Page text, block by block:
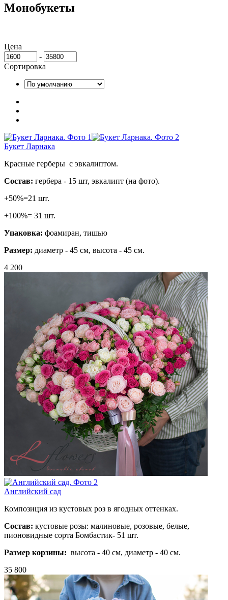
Монобукеты
Цена
-
Сортировка
Букет Ларнака
Красные герберы с эвкалиптом.
Состав: гербера - 15 шт, эвкалипт (на фото).
+50%=21 шт.
+100%= 31 шт.
Упаковка: фоамиран, тишью
Размер: диаметр - 45 см, высота - 45 см.
4 200
Английский сад
Композиция из кустовых роз в ягодных оттенках.
Состав: кустовые розы: малиновые, розовые, белые,
пионовидные сорта Бомбастик- 51 шт.
Размер корзины: высота - 40 см, диаметр - 40 см.
35 800